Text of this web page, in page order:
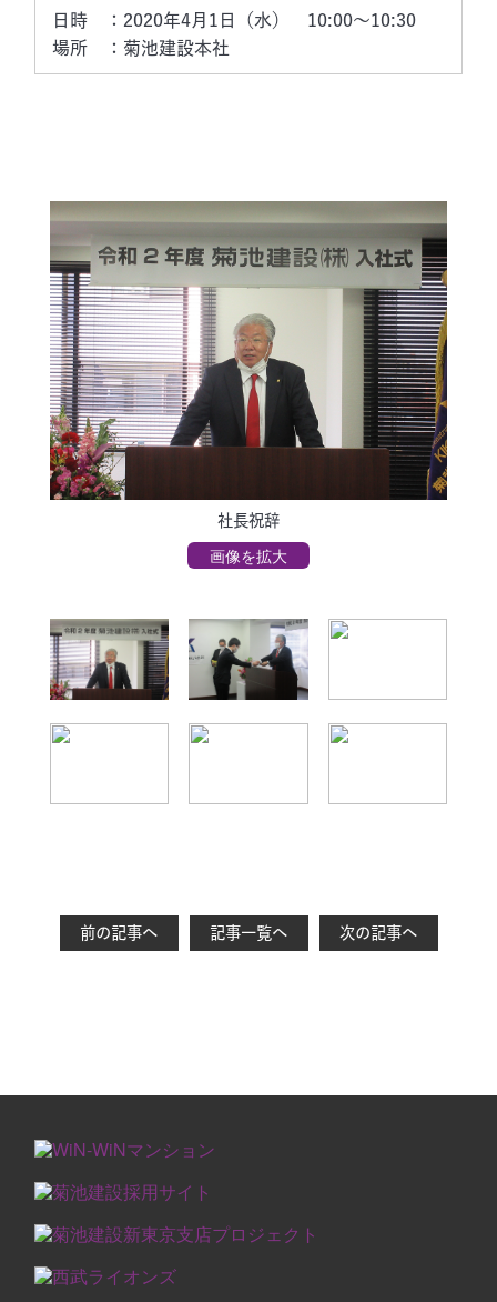
日時　：2020年4月1日（水）　10:00～10:30
社長祝辞
画像を拡大
前の記事へ 記事一覧へ 次の記事へ